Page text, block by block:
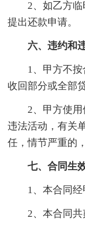
2、如乙方
提出还款申请。
六、违约和
1、甲方不
收回部分或全部
2、甲方使
违法活动，有关
任，情节严重的
七、合同生
1、本合同经
2、本合同共